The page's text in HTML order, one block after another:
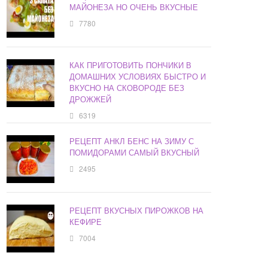
МАЙОНЕЗА НО ОЧЕНЬ ВКУСНЫЕ
7780
КАК ПРИГОТОВИТЬ ПОНЧИКИ В
ДОМАШНИХ УСЛОВИЯХ БЫСТРО И
ВКУСНО НА СКОВОРОДЕ БЕЗ
ДРОЖЖЕЙ
6319
РЕЦЕПТ АНКЛ БЕНС НА ЗИМУ С
ПОМИДОРАМИ САМЫЙ ВКУСНЫЙ
2495
РЕЦЕПТ ВКУСНЫХ ПИРОЖКОВ НА
КЕФИРЕ
7004